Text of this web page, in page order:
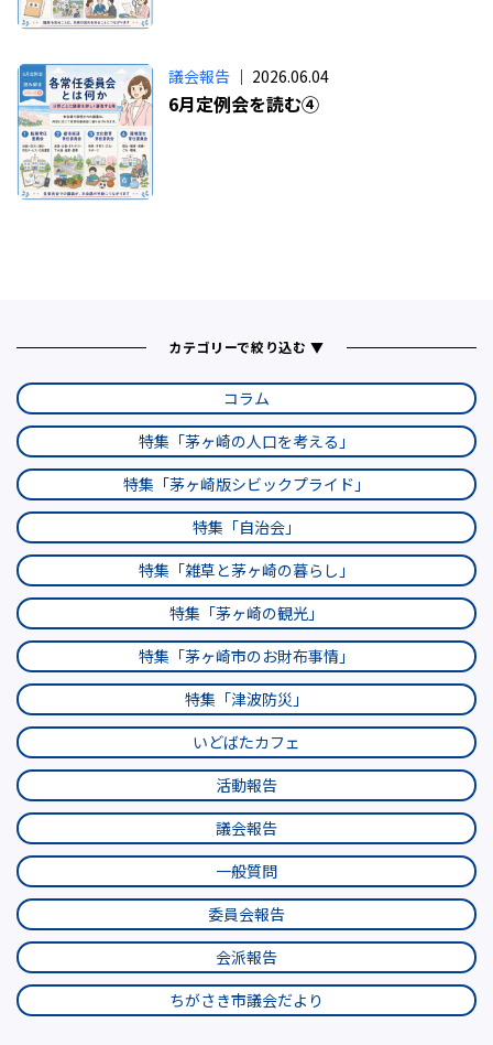
議会報告｜ 2026.06.04
6月定例会を読む④
カテゴリーで絞り込む ▼
コラム
特集「茅ヶ崎の人口を考える」
特集「茅ヶ崎版シビックプライド」
特集「自治会」
特集「雑草と茅ヶ崎の暮らし」
特集「茅ヶ崎の観光」
特集「茅ヶ崎市のお財布事情」
特集「津波防災」
いどばたカフェ
活動報告
議会報告
一般質問
委員会報告
会派報告
ちがさき市議会だより